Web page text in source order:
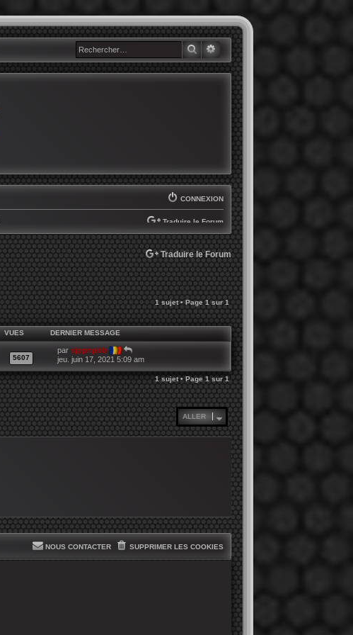
RECHERCHER
RECHERCHE AVANCÉE
CONNEXION
Traduire le Forum
SELECT LANGUAGE ▼
Traduire le Forum
1 sujet • Page1sur1
VUES DERNIER MESSAGE
5607
par sjpphpbb
jeu. juin 17, 2021 5:09 am
1 sujet • Page1 sur1
ALLER
SUPPRIMER LES COOKIES
NOUS CONTACTER